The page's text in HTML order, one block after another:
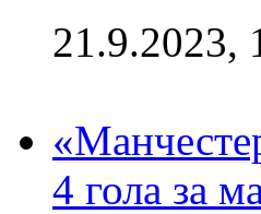
21.9.2023,
4 гола за